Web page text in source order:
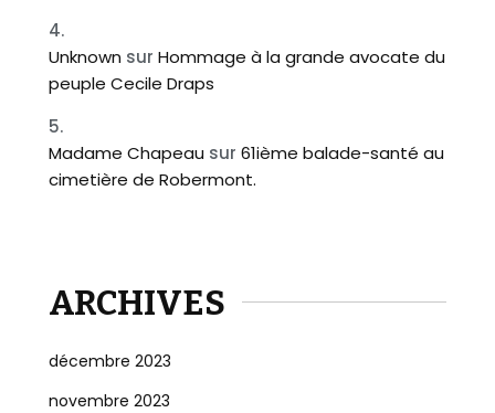
Unknown sur Hommage à la grande avocate du
peuple Cecile Draps
Madame Chapeau sur 61ième balade-santé au
cimetière de Robermont.
ARCHIVES
décembre 2023
novembre 2023